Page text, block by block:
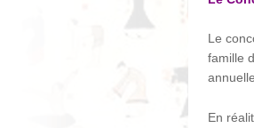
Le
famille
annuelle.
En